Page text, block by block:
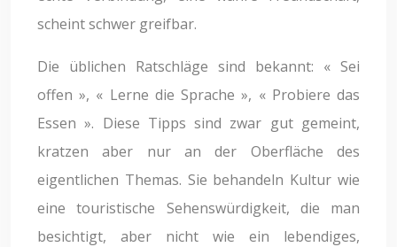
scheint schwer greifbar.
Die üblichen Ratschläge sind bekannt: « Sei
offen », « Lerne die Sprache », « Probiere das
Essen ». Diese Tipps sind zwar gut gemeint,
kratzen aber nur an der Oberfläche des
eigentlichen Themas. Sie behandeln Kultur wie
eine touristische Sehenswürdigkeit, die man
besichtigt, aber nicht wie ein lebendiges,